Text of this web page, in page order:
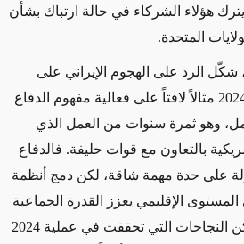
يترك هؤلاء الشركاء في حالة ارتباك بشأن
المتحدة.
شكّل الرد على الهجوم الإيراني على
إسرائيل في نيسان/أبريل 2024 مثالاً لافتاً على فعالية مفهوم الدفاع
وهو ثمرة سنوات من العمل الذي
بالتعاون مع قوات حليفة. فالدفاع
على حدة مهمة شاقة، لكن دمج أنظمة
المستوى الإقليمي يعزز القدرة الجماعية
على الردع والحماية. لم تكن النجاحات التي تحققت في عملية 2024